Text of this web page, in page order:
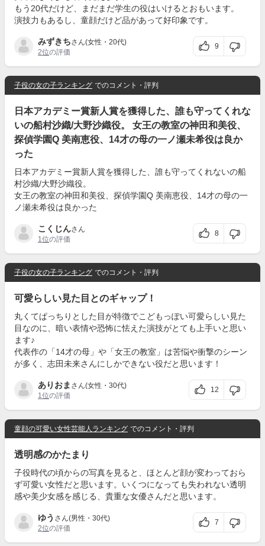
もう20代だけど、まだまだ学生の役はいけるとおもいます。
演技力もあるし、童顔だけど品があって好印象です。
みずきちさん(女性・20代)
2位の評価
9
子役の女の子ランキング でのコメント・評判
日本アカデミー賞新人賞を獲得した、誰も守ってくれな
いの船村沙織/大野沙織役。 女王の教室の神田和美役、
探偵学園Q 美南恵役、14才の母の一ノ瀬未希役は良か
った
日本アカデミー賞新人賞を獲得した、誰も守ってくれないの船
村沙織/大野沙織役。
女王の教室の神田和美役、探偵学園Q 美南恵役、14才の母の一
ノ瀬未希役は良かった
こくじんさん
1位の評価
8
子役の女の子ランキング でのコメント・評判
可愛らしい見た目とのギャップ！
丸くてぱっちりとした目が特徴でこどもっぽい可愛らしい見た
目なのに、暗い表情や恐怖に怯えた演技がとても上手いと思い
ます♪
代表作の「14才の母」や「女王の教室」は苦悩や衝撃のシーン
が多く、志田未来さんにしかできない役だと思います！
ありおま さん(女性・30代)
1位の評価
12
童顔の可愛い女性芸能人ランキング でのコメント・評判
透明感のかたまり
子役時代の頃からの写真を見ると、ほとんど顔が変わっておら
ず可愛い女性だと思います。いくつになっても失われない透明
感や美少女感を感じる、貴重な女優さんだと思います。
ゆう さん(男性・30代)
2位の評価
7